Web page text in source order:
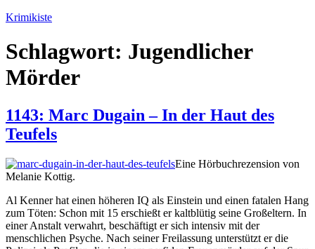
Zum
springen
Krimikiste
Schlagwort: Jugendlicher
Mörder
1143: Marc Dugain – In der Haut des
Teufels
Eine Hörbuchrezension von
Melanie Kottig.
Al Kenner hat einen höheren IQ als Einstein und einen fatalen Hang
zum Töten: Schon mit 15 erschießt er kaltblütig seine Großeltern. In
einer Anstalt verwahrt, beschäftigt er sich intensiv mit der
menschlichen Psyche. Nach seiner Freilassung unterstützt er die